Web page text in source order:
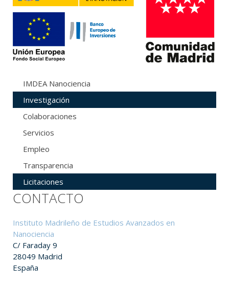
IMDEA Nanociencia
Investigación
Colaboraciones
Servicios
Empleo
Transparencia
Licitaciones
CONTACTO
Instituto Madrileño de Estudios Avanzados en
Nanociencia
C/ Faraday 9
28049 Madrid
España